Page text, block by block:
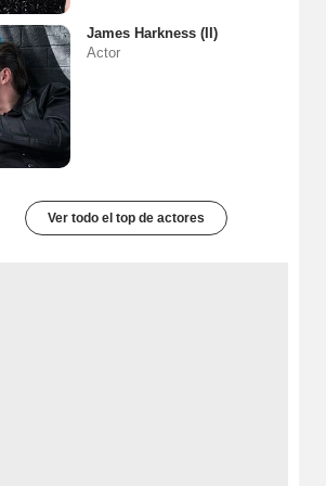
James Harkness (II)
Actor
Ver todo el top de actores